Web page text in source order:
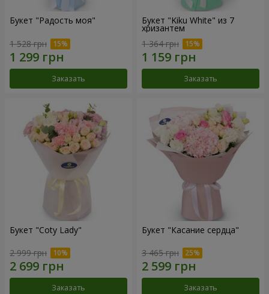
Букет "Радость моя"
1 528 грн
Заказать
Букет "Kiku White" из 7
хризантем
1 364 грн
Заказать
Букет "Coty Lady"
2 999 грн
Заказать
Букет "Касание сердца"
3 465 грн
Заказать